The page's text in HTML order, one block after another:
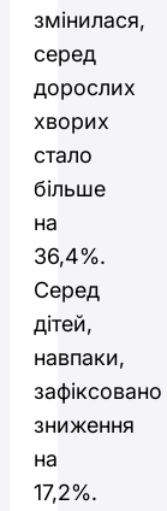
змінилася,
серед
дорослих
хворих
стало
більше
на
36,4%.
Серед
дітей,
навпаки,
зафіксовано
зниження
на
17,2%.